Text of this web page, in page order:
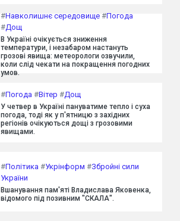
#Навколишнє середовище #Погода
#Дощ
В Україні очікується зниження
температури, і незабаром настануть
грозові явища: метеорологи озвучили,
коли слід чекати на покращення погодних
умов.
#Погода #Вітер #Дощ
У четвер в Україні пануватиме тепло і суха
погода, тоді як у п'ятницю з західних
регіонів очікуються дощі з грозовими
явищами.
#Політика #Укрінформ #Збройні сили
України
Вшанування пам'яті Владислава Яковенка,
відомого під позивним "СКАЛА".